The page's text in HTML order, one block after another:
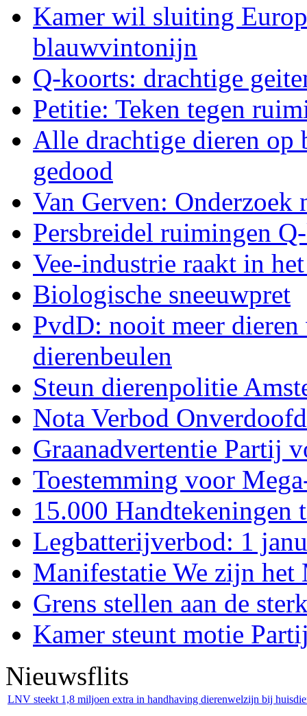
Kamer wil sluiting
blauwvintonijn
Q-koorts: drachtige
Petitie: Teken tegen
Alle drachtige dieren op
gedood
Van Gerven:
Persbreidel ruimingen
Vee-industrie raakt in
Biologische sneeuwpret
PvdD: nooit meer
dierenbeulen
Steun dierenpolitie
Nota Verbod
Graanadvertentie Partij
Toestemming voor
15.000 Handtekeningen
Legbatterijverbod: 1
Manifestatie We zijn
Grens stellen aan de
Kamer steunt motie
Nieuwsflits
LNV steekt 1,8 miljoen extra in handhaving dierenwelzijn bij